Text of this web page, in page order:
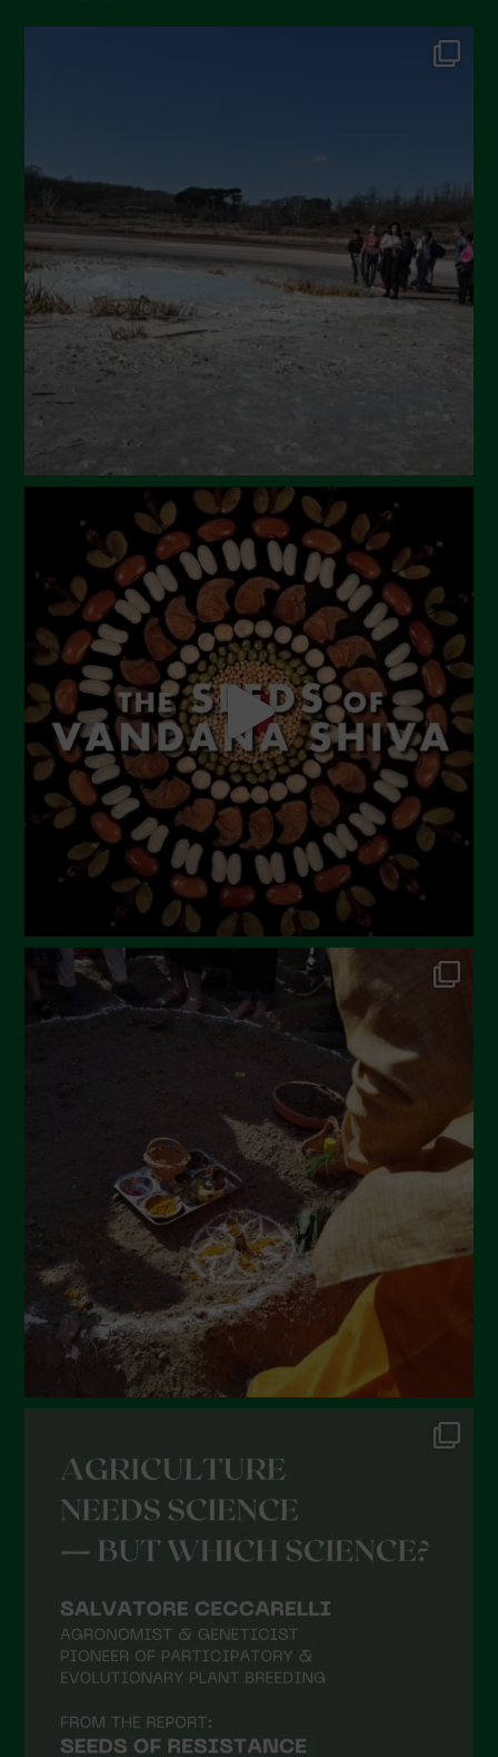
Gennaio 2025
Settembre 2024
Luglio 2024
Maggio 2024
Aprile 2024
Marzo 2024
Febbraio 2024
Ottobre 2023
Settembre 2023
Agosto 2023
Luglio 2023
Giugno 2023
Maggio 2023
Aprile 2023
Marzo 2023
Febbraio 2023
Dicembre 2022
Novembre 2022
Ottobre 2022
Settembre 2022
Aprile 2022
Marzo 2022
Febbraio 2022
Gennaio 2022
Dicembre 2021
Novembre 2021
Settembre 2021
Agosto 2021
Luglio 2021
Aprile 2021
Febbraio 2021